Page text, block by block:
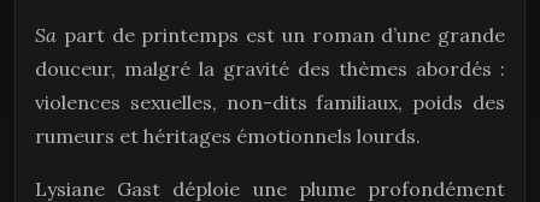
Sa part de printemps est un roman d’une grande
douceur, malgré la gravité des thèmes abordés :
violences sexuelles, non-dits familiaux, poids des
rumeurs et héritages émotionnels lourds.
Lysiane Gast déploie une plume profondément